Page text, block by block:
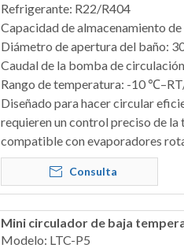
Refrigerante: R22/R404
Capacidad de almacenamiento
Diámetro de apertura del baño:
Caudal de la bomba de
Rango de temperatura: -10
Diseñado para hacer circular
requieren un control preciso de
compatible con evaporadores
Consulta
Mini circulador de baja
Modelo: LTC-P5